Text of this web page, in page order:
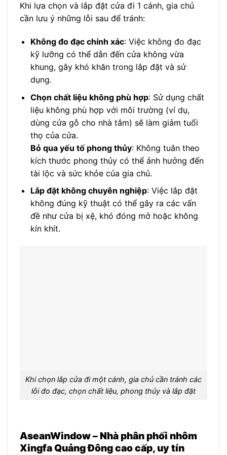
Khi lựa chọn và lắp đặt cửa đi 1 cánh, gia chủ
cần lưu ý những lỗi sau để tránh:
Không đo đạc chính xác: Việc không đo đạc
kỹ lưỡng có thể dẫn đến cửa không vừa
khung, gây khó khăn trong lắp đặt và sử
dụng.
Chọn chất liệu không phù hợp: Sử dụng chất
liệu không phù hợp với môi trường (ví dụ,
dùng cửa gỗ cho nhà tắm) sẽ làm giảm tuổi
thọ của cửa.
Bỏ qua yếu tố phong thủy: Không tuân theo
kích thước phong thủy có thể ảnh hưởng đến
tài lộc và sức khỏe của gia chủ.
Lắp đặt không chuyên nghiệp: Việc lắp đặt
không đúng kỹ thuật có thể gây ra các vấn
đề như cửa bị xệ, khó đóng mở hoặc không
kín khít.
Khi chọn lắp cửa đi một cánh, gia chủ cần tránh các
lỗi đo đạc, chọn chất liệu, phong thủy và lắp đặt
AseanWindow – Nhà phân phối nhôm
Xingfa Quảng Đông cao cấp, uy tín